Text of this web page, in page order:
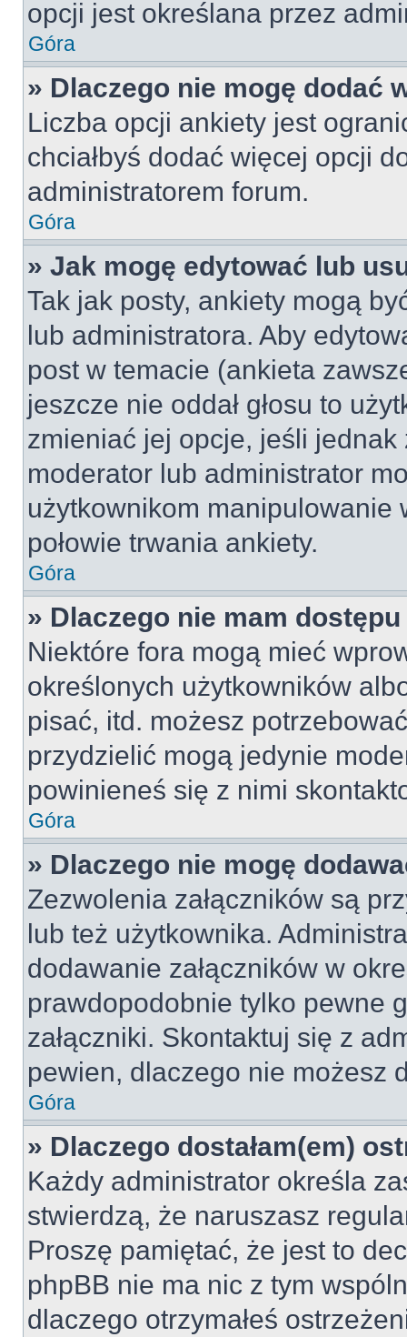
opcji jest określana przez
Góra
» Dlaczego nie mogę dodać
Liczba opcji ankiety jest
chciałbyś dodać więcej opcji
administratorem forum.
Góra
» Jak mogę edytować lub
Tak jak posty, ankiety mogą
lub administratora. Aby
post w temacie (ankieta
jeszcze nie oddał głosu to
zmieniać jej opcje, jeśli jednak
moderator lub administrator
użytkownikom manipulowanie
połowie trwania ankiety.
Góra
» Dlaczego nie mam
Niektóre fora mogą mieć
określonych użytkowników
pisać, itd. możesz
przydzielić mogą jedynie
powinieneś się z nimi
Góra
» Dlaczego nie mogę
Zezwolenia załączników są
lub też użytkownika.
dodawanie załączników w
prawdopodobnie tylko pewne
załączniki. Skontaktuj się z
pewien, dlaczego nie możesz
Góra
» Dlaczego dostałam(em)
Każdy administrator określa
stwierdzą, że naruszasz
Proszę pamiętać, że jest to
phpBB nie ma nic z tym
dlaczego otrzymałeś